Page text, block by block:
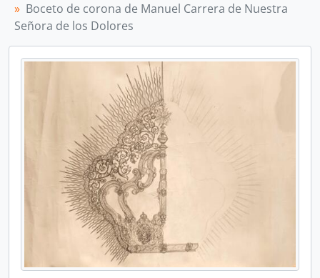
Boceto de corona de Manuel Carrera de Nuestra
Señora de los Dolores